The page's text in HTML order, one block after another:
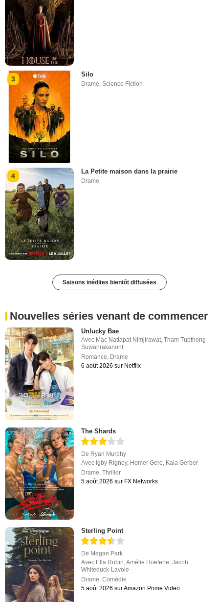
3
Silo
Drame ,Science Fiction
4
La Petite maison dans la prairie
Drame
Saisons inédites bientôt diffusées
Nouvelles séries venant de commencer
Unlucky Bae
Avec Mac Nattapat Nimjirawat,Tham Tupthong
Suwanrakanont
Romance, Drame
6 août 2026 sur Netflix
The Shards
De Ryan Murphy
Avec Igby Rigney, Homer Gere Kaia Gerber
Drame ,Thriller
5 août 2026 sur FX Networks
Sterling Point
De Megan Park
Avec Ella Rubin,Amélie Hoeferle,Jacob
Whiteduck-Lavoie
Drame,Comédie
5 août 2026 sur Amazon Prime Video